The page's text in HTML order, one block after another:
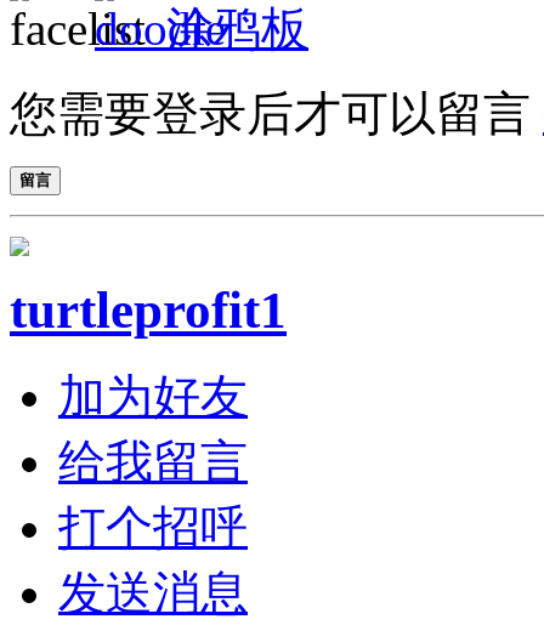
涂鸦板
您需要登录后才可以留言
留言
turtleprofit1
加为好友
给我留言
打个招呼
发送消息